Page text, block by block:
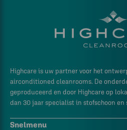
Highcare is uw partner voor het
airconditioned cleanrooms. De
geproduceerd en door Highcare op
dan 30 jaar specialist in stofschoon en
Snelmenu